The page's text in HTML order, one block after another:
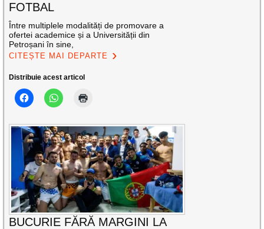
FOTBAL
Între multiplele modalități de promovare a
ofertei academice și a Universității din
Petroșani în sine,
CITEȘTE MAI DEPARTE
Distribuie acest articol
BUCURIE FĂRĂ MARGINI LA